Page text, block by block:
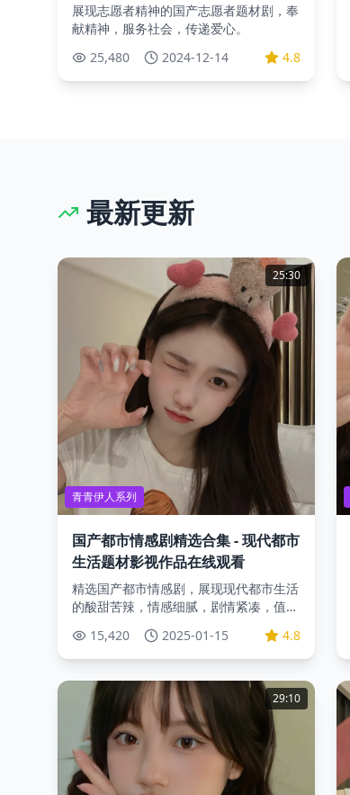
展现志愿者精神的国产志愿者题材剧，奉
献精神，服务社会，传递爱心。
25,480
2024-12-14 4.8
最新更新
25:30
青青伊人系列
国产都市情感剧精选合集 - 现代都市
生活题材影视作品在线观看
精选国产都市情感剧，展现现代都市生活
的酸甜苦辣，情感细腻，剧情紧凑，值得
15,420 2025-01-15 4.8
29:10